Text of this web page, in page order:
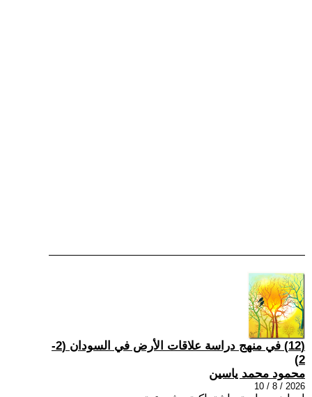
(12) في منهج دراسة علاقات الأرض في السودان (2-
2)
محمود محمد ياسين
2026 / 8 / 10